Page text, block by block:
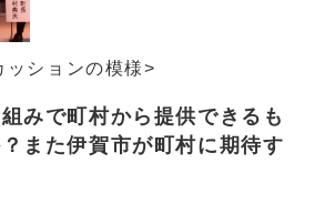
ッションの模様>
みで町村から提供できるも
また伊賀市が町村に期待す